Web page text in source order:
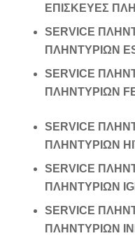
ΕΠΙΣΚΕΥΕΣ
SERVICE
ΠΛΗΝΤΥΡΙΩΝ
SERVICE
ΠΛΗΝΤΥΡΙΩΝ
SERVICE
ΠΛΗΝΤΥΡΙΩΝ
SERVICE
ΠΛΗΝΤΥΡΙΩΝ
SERVICE
ΠΛΗΝΤΥΡΙΩΝ